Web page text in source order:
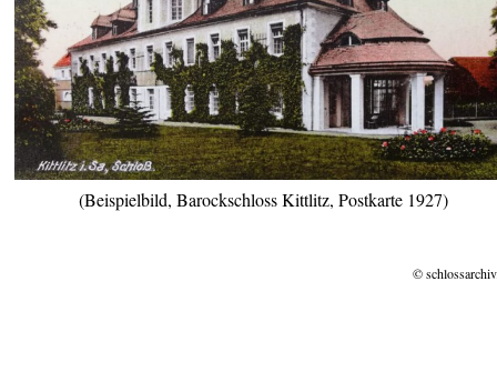
(Beispielbild, Barockschloss Kittlitz, Postkarte 1927)
©